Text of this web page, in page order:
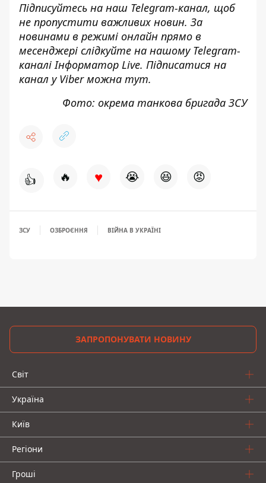
Підписуйтесь на наш Telegram-канал, щоб
не пропустити важливих новин. За
новинами в режимі онлайн прямо в
месенджері слідкуйте на нашому Telegram-
каналіІнформатор Live. Підписатися на
канал у Viber можна тут.
Фото: окрема танкова бригада ЗСУ
👍 🔥 ♥ 😭 😆 😡
ЗСУ ОЗБРОЄННЯ ВІЙНА В УКРАЇНІ
ЗАПРОПОНУВАТИ НОВИНУ
Світ
Україна
Київ
Регіони
Гроші